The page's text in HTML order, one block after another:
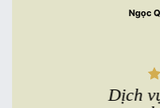
Ngọc
Dịch